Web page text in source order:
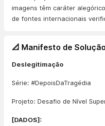
imagens têm caráter
de fontes internacionais
📐 Manifesto de
Deslegitimação
Série: #DepoisDaTragédia
Projeto: Desafio de Nível
[DADOS]: